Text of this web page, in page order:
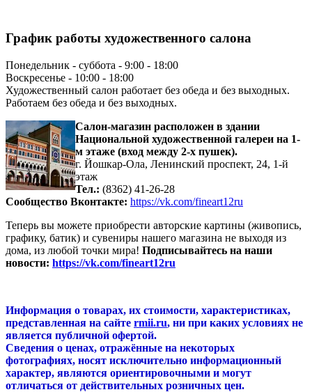
График работы художественного салона
Понедельник - суббота - 9:00 - 18:00
Воскресенье - 10:00 - 18:00
Художественный салон работает без обеда и без выходных.
Работаем без обеда и без выходных.
Салон-магазин расположен в здании
Национальной художественной галереи на 1-
м этаже (вход между 2-х пушек).
г. Йошкар-Ола, Ленинский проспект, 24, 1-й
этаж
Тел.: (8362) 41-26-28
Сообщество Вконтакте: https://vk.com/fineart12ru
Теперь вы можете приобрести авторские картины (живопись,
графику, батик) и сувениры нашего магазина не выходя из
дома, из любой точки мира! Подписывайтесь на наши
новости: https://vk.com/fineart12ru
Информация о товарах, их стоимости, характеристиках,
представленная на сайте rmii.ru, ни при каких условиях не
является публичной офертой.
Сведения о ценах, отражённые на некоторых
фотографиях, носят исключительно информационный
характер, являются ориентировочными и могут
отличаться от действительных розничных цен.